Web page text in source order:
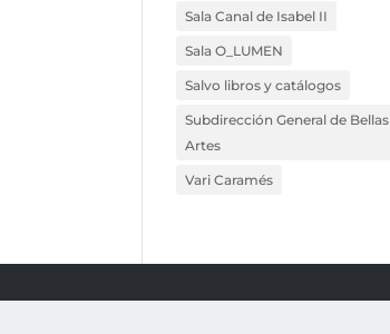
Sala Canal de Isabel II
Sala O_LUMEN
Salvo libros y catálogos
Subdirección General de Bellas
Artes
Vari Caramés